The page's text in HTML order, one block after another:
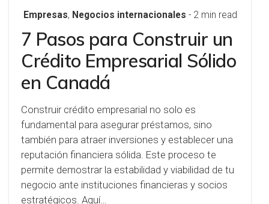
Empresas, Negocios internacionales - 2 min read
7 Pasos para Construir un
Crédito Empresarial Sólido
en Canadá
Construir crédito empresarial no solo es
fundamental para asegurar préstamos, sino
también para atraer inversiones y establecer una
reputación financiera sólida. Este proceso te
permite demostrar la estabilidad y viabilidad de tu
negocio ante instituciones financieras y socios
estratégicos. Aquí…